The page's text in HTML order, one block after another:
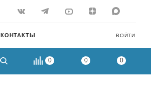
ВОЙТИ
КОНТАКТЫ
0 0 0